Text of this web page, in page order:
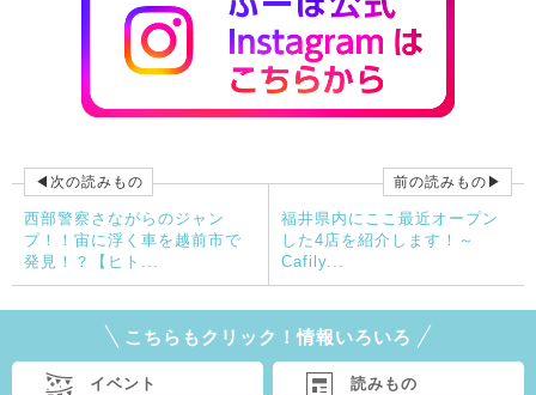
◀次の読みもの
西部警察さながらのジャン
プ！！宙に浮く車を越前市で
発見！？【ヒト...
前の読みもの▶
福井県内にここ最近オープン
した4店を紹介します！～
Cafily...
こちらもクリック！情報いろいろ
イベント 読みもの